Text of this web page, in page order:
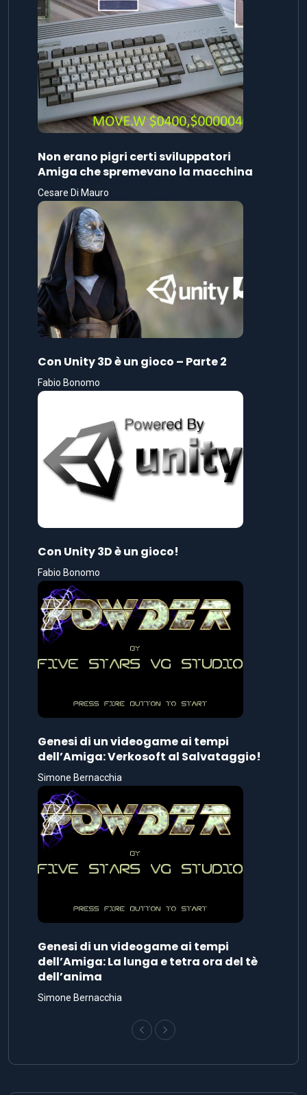
Non erano pigri certi sviluppatori
Amiga che spremevano la macchina
Cesare Di Mauro
Con Unity 3D è un gioco – Parte 2
Fabio Bonomo
Con Unity 3D è un gioco!
Fabio Bonomo
Genesi di un videogame ai tempi
dell’Amiga: Verkosoft al Salvataggio!
Simone Bernacchia
Genesi di un videogame ai tempi
dell’Amiga: La lunga e tetra ora del tè
dell’anima
Simone Bernacchia